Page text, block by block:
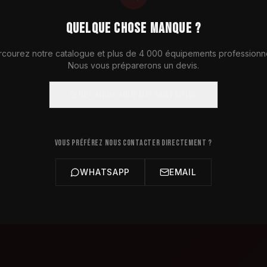
QUELQUE CHOSE MANQUE ?
notre catalogue et plus de 4 000 équipements
Nous vous préparerons un devis.
VOUS PRÉFÉREZ NOUS CONTACTER DIRECTEMENT ?
WHATSAPP EMAIL